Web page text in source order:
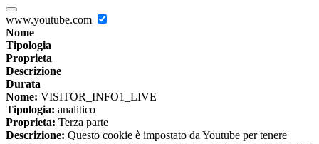
www.youtube.com
Nome
Tipologia
Proprieta
Descrizione
Durata
Nome: VISITOR_INFO1_LIVE
Tipologia: analitico
Proprieta: Terza parte
Descrizione: Questo cookie è impostato da Youtube per tenere